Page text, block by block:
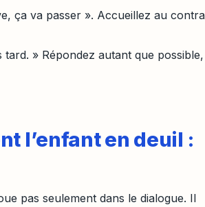
ça va passer ». Accueillez au
» Répondez autant que possible,
l’enfant en deuil :
pas seulement dans le dialogue. Il